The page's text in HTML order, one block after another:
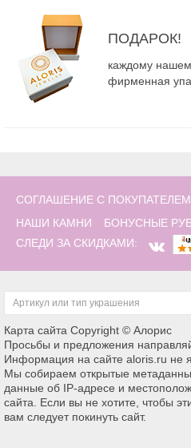
ПОДАРОК!
каждому
фирменная
СОГЛАШЕНИЕ С ПОКУПАТЕЛЕМ
НАШИ КАМНИ
БОНУСНЫЕ
СЛЕДИ ЗА СКИДКАМИ:
Карта сайта Copyright © Алорис
Просьбы и предложения
Информация на сайте aloris.ru не
Мы собираем открытые
данные об IP-адресе и
сайта. Если вы не хотите, чтобы
вам следует покинуть сайт.